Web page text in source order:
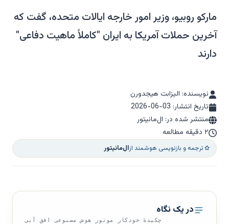
مارکو روبیو، وزیر امور خارجه ایالات متحده، گفت که
آخرین حملات آمریکا به ایران "کاملاً ماهیت دفاعی"
دارند
نویسنده: الیزابت هیجدورن
تاریخ انتشار: 2026-06-03
منتشر شده در: ال‌مانیتور
۲ دقیقه مطالعه
ترجمه و بازنویسی هوشمند ازال‌مانیتور
در یک نگاه
چکیدهٔ خودکار موتور هوش مصنوعی افق آبی